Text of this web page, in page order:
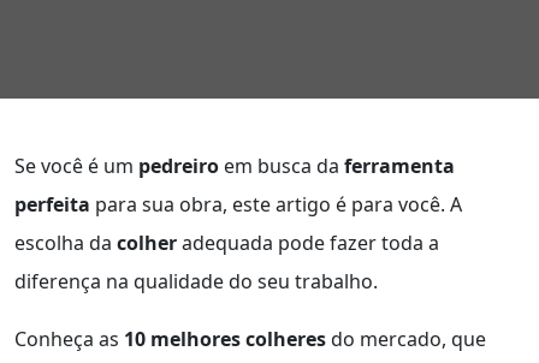
Se você é um pedreiro em busca da ferramenta
perfeita para sua obra, este artigo é para você. A
escolha da colheradequada pode fazer toda a
diferença na qualidade do seu trabalho.
Conheça as 10 melhores colheresdo mercado, que